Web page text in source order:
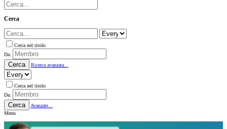
Cerca
Cerca nel titolo
Da:
Cerca Ricerca avanzata...
Cerca nel titolo
Da:
Cerca
Avanzate...
Menu